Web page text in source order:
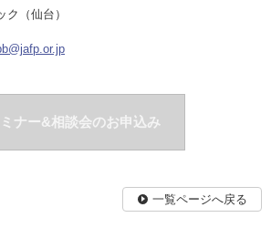
ク（仙台）
ナー&相談会のお申込み
一覧ページへ戻る